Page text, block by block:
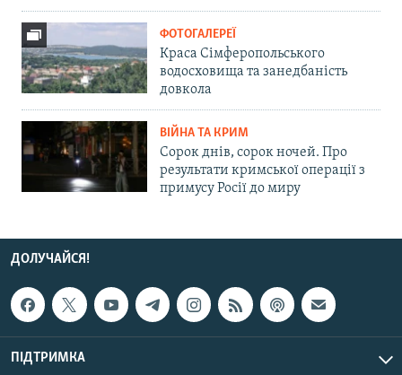
ФОТОГАЛЕРЕЇ
Краса Сімферопольського
водосховища та занедбаність
довкола
ВІЙНА ТА КРИМ
Сорок днів, сорок ночей. Про
результати кримської операції з
примусу Росії до миру
ДОЛУЧАЙСЯ!
ПІДТРИМКА